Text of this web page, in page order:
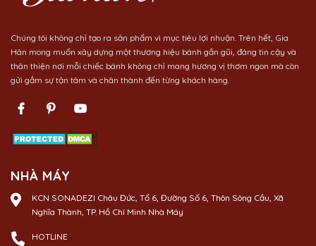
Chúng tôi không chỉ tạo ra sản phẩm vì mục tiêu lợi nhuận. Trên hết, Gia
Hân mong muốn xây dựng một thương hiệu bánh gần gũi, đáng tin cậy và
thân thiện nơi mỗi chiếc bánh không chỉ mang hương vị thơm ngon mà còn
gửi gắm sự tận tâm và chân thành đến từng khách hàng.
NHÀ MÁY
KCN SONADEZI Châu Đức, Tổ 6, Đường Số 6, Thôn Sông Cầu, Xã
Nghĩa Thành, TP. Hồ Chí Minh Nhà Máy
HOTLINE